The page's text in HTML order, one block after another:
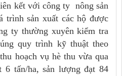
kết với công ty nông sản
trình sản xuất các hộ được
ty thường xuyên kiểm tra
quy trình kỹ thuật theo
hoạch vụ hè thu vừa qua
6 tấn/ha, sản lượng đạt 84